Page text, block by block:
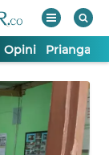
Opini Priangan